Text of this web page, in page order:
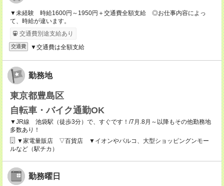
▼未経験 時給1600円～1950円＋交通費全額支給 ◎お仕事内容によっ
て、時給が違います。
交通費別途支給あり
交通費 ▼交通費は全額支給
勤務地
東京都豊島区
自転車・バイク通勤OK
▼JR線 池袋駅（徒歩3分）で、すぐです！/7月.8月～以降もその他勤務地
多数あり！
▼家電量販店 ▽百貨店 ▼イオンやパルコ、大型ショッピングンモー
ルなど（駅チカ）
勤務曜日